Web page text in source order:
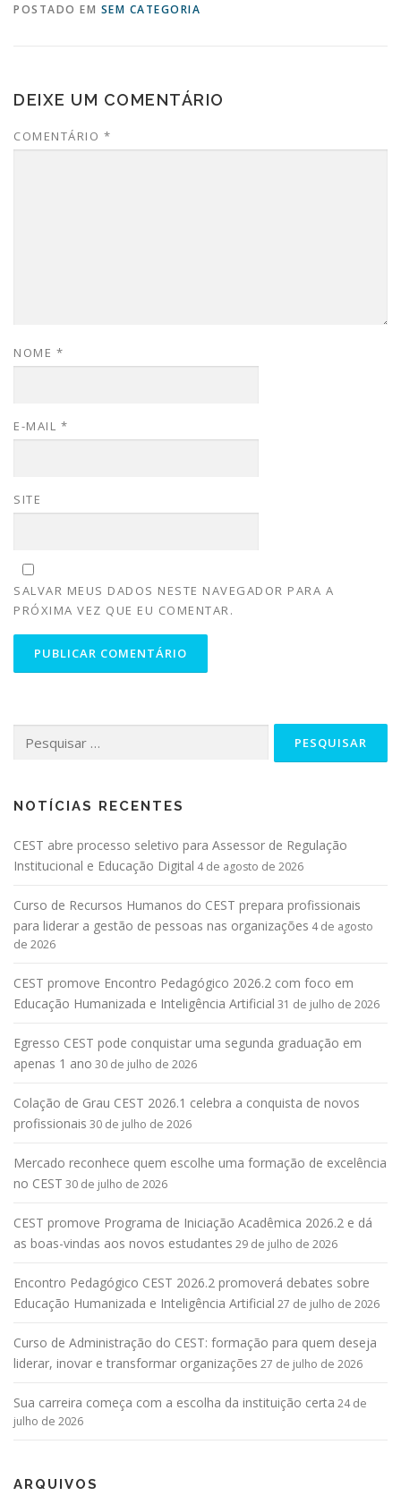
POSTADO EM SEM CATEGORIA
DEIXE UM COMENTÁRIO
COMENTÁRIO *
NOME *
E-MAIL *
SITE
SALVAR MEUS DADOS NESTE NAVEGADOR PARA A
PRÓXIMA VEZ QUE EU COMENTAR.
NOTÍCIAS RECENTES
CEST abre processo seletivo para Assessor de Regulação
Institucional e Educação Digital 4 de agosto de 2026
Curso de Recursos Humanos do CEST prepara profissionais
para liderar a gestão de pessoas nas organizações 4 de agosto
de 2026
CEST promove Encontro Pedagógico 2026.2 com foco em
Educação Humanizada e Inteligência Artificial 31 de julho de 2026
Egresso CEST pode conquistar uma segunda graduação em
apenas 1 ano 30 de julho de 2026
Colação de Grau CEST 2026.1 celebra a conquista de novos
profissionais 30 de julho de 2026
Mercado reconhece quem escolhe uma formação de excelência
no CEST 30 de julho de 2026
CEST promove Programa de Iniciação Acadêmica 2026.2 e dá
as boas-vindas aos novos estudantes 29 de julho de 2026
Encontro Pedagógico CEST 2026.2 promoverá debates sobre
Educação Humanizada e Inteligência Artificial 27 de julho de 2026
Curso de Administração do CEST: formação para quem deseja
liderar, inovar e transformar organizações 27 de julho de 2026
Sua carreira começa com a escolha da instituição certa 24 de
julho de 2026
ARQUIVOS